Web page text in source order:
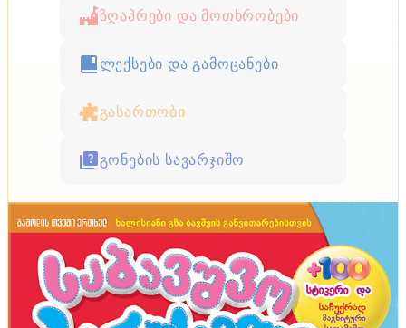
ზღაპრები და მოთხრობები
ლექსები და გამოცანები
გასართობი
გონების სავარჯიშო